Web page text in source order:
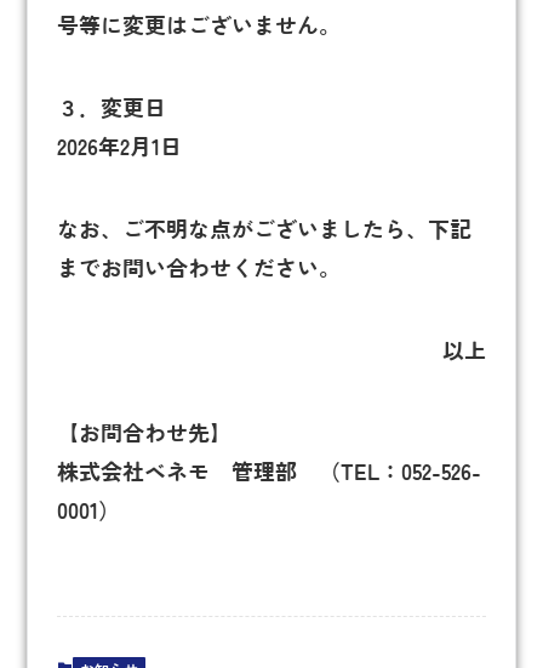
号等に変更はございません。
３．変更日
2026年2月1日
なお、ご不明な点がございましたら、下記
までお問い合わせください。
以上
【お問合わせ先】
株式会社ベネモ 管理部 （TEL：052-526-
0001）